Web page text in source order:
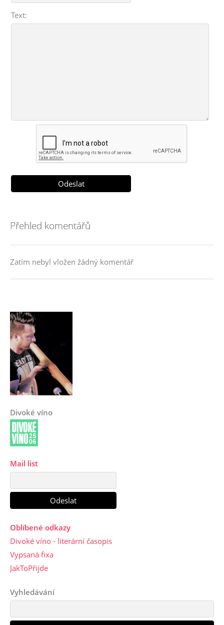
Text:
Přehled komentářů
Zatím nebyl vložen žádný komentář
Divoké víno
Mail list
Oblíbené odkazy
Divoké víno - literární časopis
Vypsaná fixa
JakToPřijde
Vyhledávání